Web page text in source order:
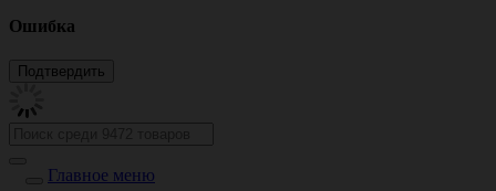
Ошибка
Главное меню